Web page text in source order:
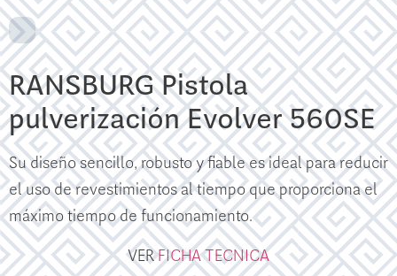
RANSBURG Pistola
pulverización Evolver 560SE
Su diseño sencillo, robusto y fiable es ideal para reducir
el uso de revestimientos al tiempo que proporciona el
máximo tiempo de funcionamiento.
VERFICHA TECNICA